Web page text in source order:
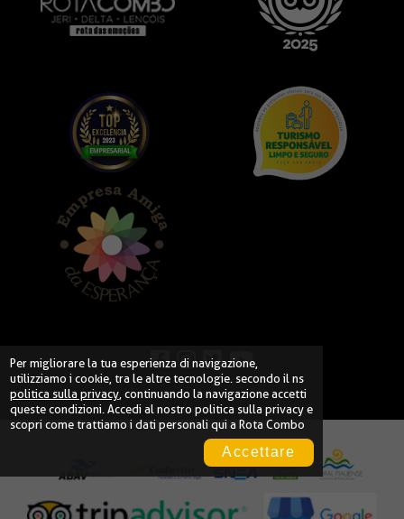
Per migliorare la tua esperienza di navigazione,
utilizziamo i cookie, tra le altre tecnologie. secondo il ns
politica sulla privacy, continuando la navigazione accetti
queste condizioni. Accedi al nostro politica sulla privacye
scopri come trattiamo i dati personali qui a Rota Combo
Accettare